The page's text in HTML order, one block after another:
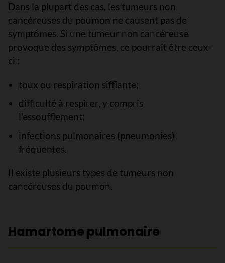
Dans la plupart des cas, les tumeurs non
cancéreuses du poumon ne causent pas de
symptômes. Si une tumeur non cancéreuse
provoque des symptômes, ce pourrait être ceux-
ci :
toux ou respiration sifflante;
difficulté à respirer, y compris
l'essoufflement;
infections pulmonaires (pneumonies)
fréquentes.
Il existe plusieurs types de tumeurs non
cancéreuses du poumon.
Hamartome pulmonaire